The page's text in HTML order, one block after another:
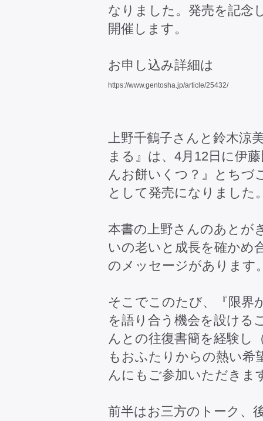
なりました。発売を記念
開催します。
お申し込み詳細は
https://www.gentosha.jp/article/25432/
上野千鶴子さんと鈴木涼
まる』は、4月12日に伊
んお餅いくつ？』とちづ
として発売になりました
本書の上野さんのあとが
いの老いと成長を確かめ
のメッセージがあります
そこでこのたび、『限界
を語り合う機会を設ける
んとの往復書簡を経験し
もおふたりからの熱い希
んにもご参加いただきま
前半はお三方のトーク、